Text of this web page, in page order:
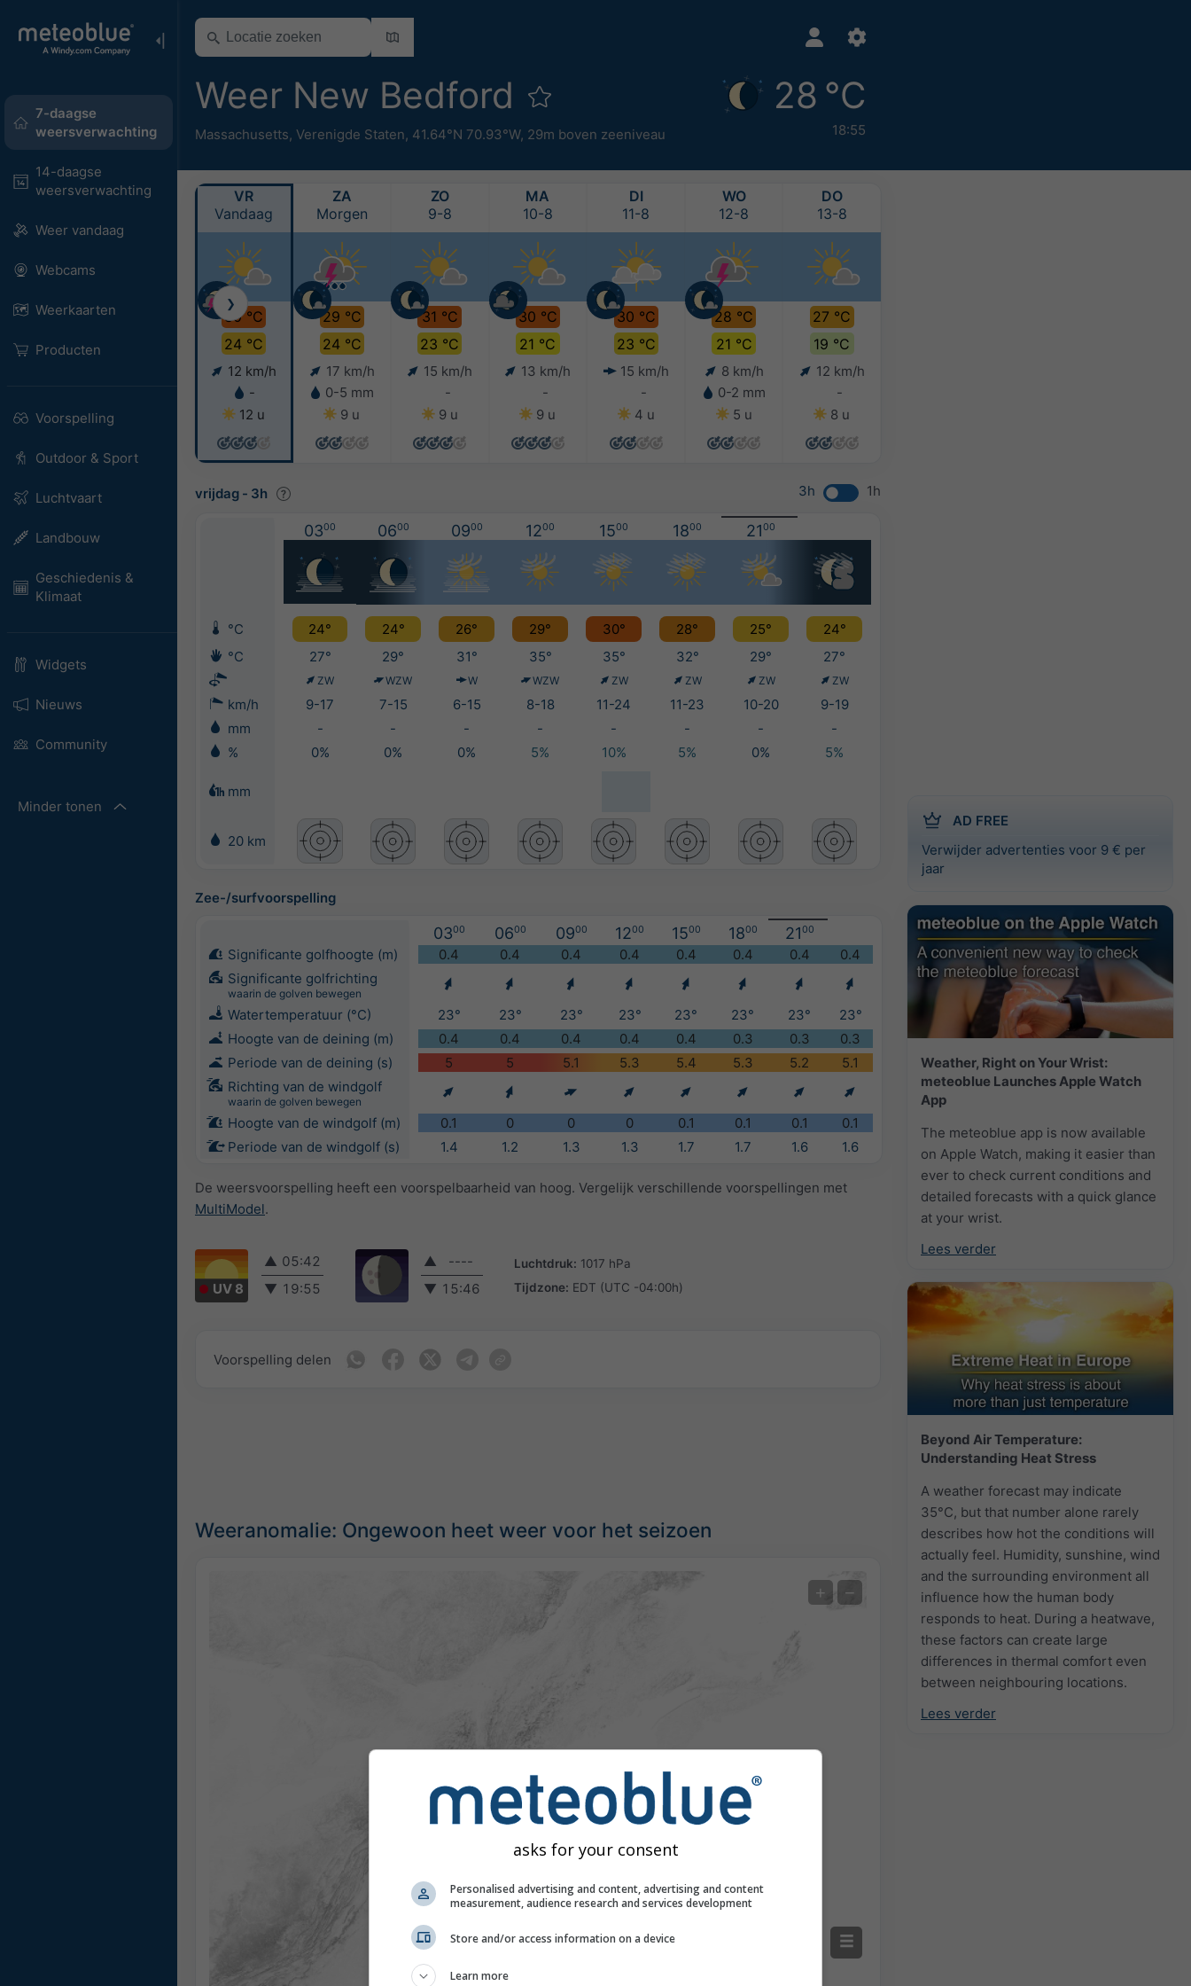
7-daagse
weersverwachting
14-daagse
weersverwachting
Weer vandaag
Webcams
Weerkaarten
Producten
Voorspelling
Outdoor & Sport
Luchtvaart
Landbouw
Geschiedenis &
Klimaat
Widgets
Nieuws
Community
Minder tonen
Weer New Bedford
Massachusetts, Verenigde Staten, 41.64°N 70.93°W, 29m boven zeeniveau
28 °C
18:55
AD FREE
Verwijder advertenties voor 9 € per
jaar
Weather, Right on Your Wrist:
meteoblue Launches Apple Watch
App
The meteoblue app is now available
on Apple Watch, making it easier than
ever to check current conditions and
detailed forecasts with a quick glance
at your wrist.
Lees verder
Beyond Air Temperature:
Understanding Heat Stress
A weather forecast may indicate
35°C, but that number alone rarely
describes how hot the conditions will
actually feel. Humidity, sunshine, wind
and the surrounding environment all
influence how the human body
responds to heat. During a heatwave,
these factors can create large
differences in thermal comfort even
between neighbouring locations.
Lees verder
VR
Vandaag
30 °C
24 °C
12 km/h
-
12 u
ZA
Morgen
29 °C
24 °C
17 km/h
0-5 mm
9 u
ZO
9-8
31 °C
23 °C
15 km/h
-
9 u
MA
10-8
30 °C
21 °C
13 km/h
-
9 u
DI
11-8
30 °C
23 °C
15 km/h
-
4 u
WO
12-8
28 °C
21 °C
8 km/h
0-2 mm
5 u
DO
13-8
27 °C
19 °C
12 km/h
-
8 u
❯
vrijdag - 3h 3h 1h
0300 0600 0900 1200 1500 1800 2100
°C 24° 24° 26° 29° 30° 28° 25°
24°
°C
27° 29° 31° 35° 35° 32° 29° 27°
ZW WZW W WZW ZW ZW ZW ZW
km/h 9-17 7-15 6-15 8-18 11-24 11-23 10-20
9-19
mm
- - - - - - -
-
%
0% 0% 0% 5% 10% 5% 0% 5%
mm
20 km
Zee-/surfvoorspelling
0300 0600 0900 1200 1500 1800 2100
Significante golfhoogte (m) 0.4 0.4 0.4 0.4 0.4 0.4 0.4
0.4
Significante golfrichting
waarin de golven bewegen
Watertemperatuur (°C) 23° 23° 23° 23° 23° 23° 23°
23°
Hoogte van de deining (m)
0.4 0.4 0.4 0.4 0.4 0.3 0.3
0.3
Periode van de deining (s)
5 5 5.1 5.3 5.4 5.3 5.2
5.1
Richting van de windgolf
waarin de golven bewegen
Hoogte van de windgolf (m) 0.1 0 0 0 0.1 0.1 0.1
0.1
Periode van de windgolf (s)
1.4 1.2 1.3 1.3 1.7 1.7 1.6 1.6
De weersvoorspelling heeft een voorspelbaarheid van hoog. Vergelijk verschillende voorspellingen met
MultiModel.
UV 8
▲ 05:42
▼ 19:55
▲
----
▼ 15:46
Luchtdruk: 1017 hPa
Tijdzone: EDT (UTC -04:00h)
Voorspelling delen
Weeranomalie: Ongewoon heet weer voor het seizoen
Temperatuur OBS
Screenshot ©
+ −
asks for your consent
Personalised advertising and content, advertising and content
measurement, audience research and services development
Store and/or access information on a device
Learn more